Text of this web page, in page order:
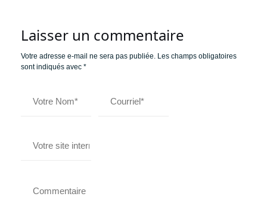
Laisser un commentaire
Votre adresse e-mail ne sera pas publiée. Les champs obligatoires
sont indiqués avec *